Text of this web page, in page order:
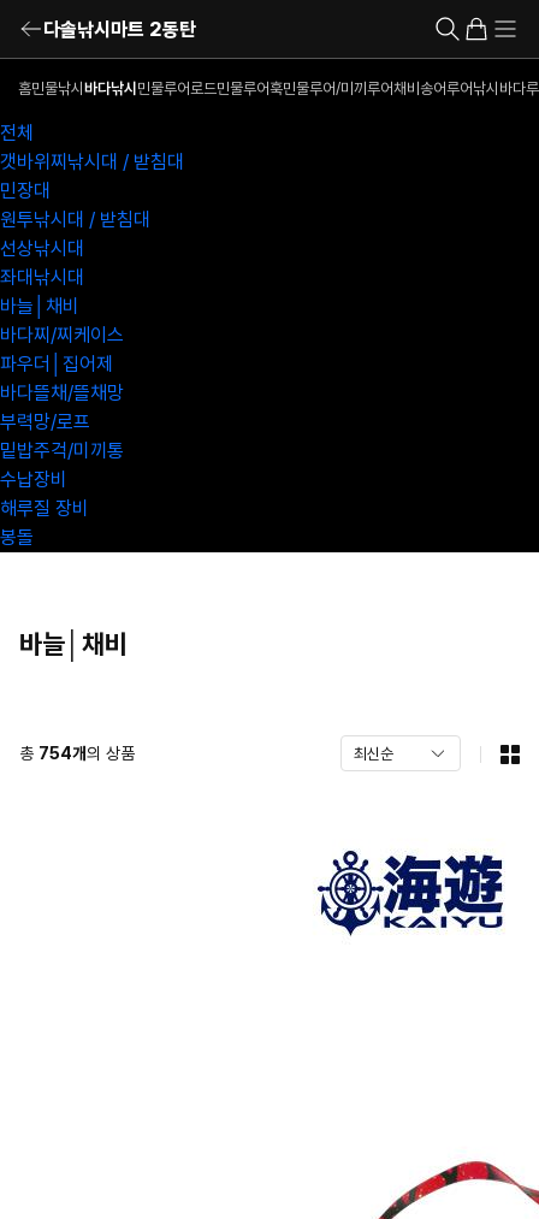
다솔낚시마트 2동탄
홈민물낚시 바다낚시 민물루어로드민물루어훅민물루어/미끼 루어채비 송어루어낚시 바다
전체
갯바위찌낚시대 / 받침대
민장대
원투낚시대 / 받침대
선상낚시대
좌대낚시대
바늘│채비
바다찌/찌케이스
파우더│집어제
바다뜰채/뜰채망
부력망/로프
밑밥주걱/미끼통
수납장비
해루질 장비
봉돌
바늘│채비
총 754개의 상품